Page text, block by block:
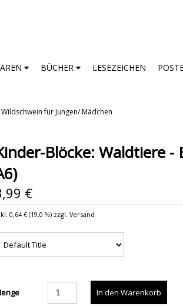
BÜCHER LESEZEICHEN
für Jungen/ Mädchen
Blöcke: Waldtiere
€
0,64 €(19,0 %) zzgl. Versand